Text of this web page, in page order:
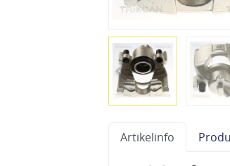
Artikelinfo